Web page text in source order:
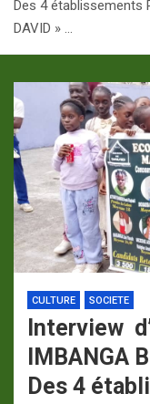
Des 4 établissements
DAVID » …
CULTURE SOCIETE
Interview
IMBANGA
Des 4
p